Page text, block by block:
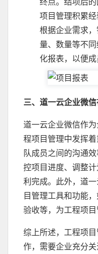
项目管理积累
根据企业需求
量、数量等不
化报表，以便
三、道一云企业微
道一云企业微信作
程项目管理中发挥
队成员之间的沟通
控项目进度、调整
利完成。此外，道
目管理工具和功能
验收等，为工程项目
综上所述，工程项
作，需要企业充分